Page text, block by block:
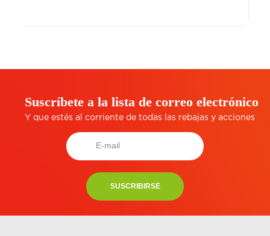
Suscríbete a la lista de correo electrónico
Y que estés al corriente de todas las rebajas y acciones